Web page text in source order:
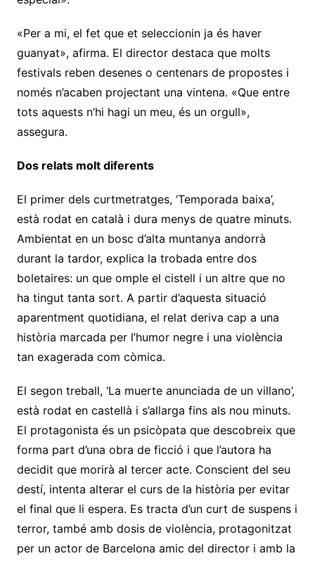
«Per a mi, el fet que et seleccionin ja és haver
guanyat», afirma. El director destaca que molts
festivals reben desenes o centenars de propostes i
només n’acaben projectant una vintena. «Que entre
tots aquests n’hi hagi un meu, és un orgull»,
assegura.
Dos relats molt diferents
El primer dels curtmetratges, ‘Temporada baixa’,
està rodat en català i dura menys de quatre minuts.
Ambientat en un bosc d’alta muntanya andorrà
durant la tardor, explica la trobada entre dos
boletaires: un que omple el cistell i un altre que no
ha tingut tanta sort. A partir d’aquesta situació
aparentment quotidiana, el relat deriva cap a una
història marcada per l’humor negre i una violència
tan exagerada com còmica.
El segon treball, ‘La muerte anunciada de un villano’,
està rodat en castellà i s’allarga fins als nou minuts.
El protagonista és un psicòpata que descobreix que
forma part d’una obra de ficció i que l’autora ha
decidit que morirà al tercer acte. Conscient del seu
destí, intenta alterar el curs de la història per evitar
el final que li espera. Es tracta d’un curt de suspens i
terror, també amb dosis de violència, protagonitzat
per un actor de Barcelona amic del director i amb la